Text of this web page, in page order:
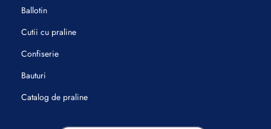
Ballotin
Cutii cu praline
Confiserie
Bauturi
Catalog de praline